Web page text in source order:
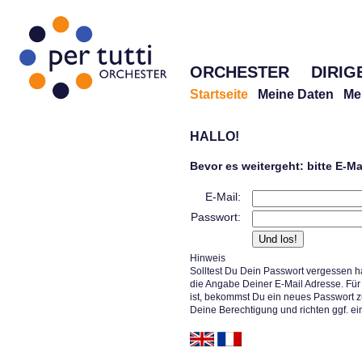
ORCHESTER
Startseite Meine Daten
HALLO!
Bevor es weitergeht: bitte E-
E-Mail:
Passwort:
Hinweis
Solltest Du Dein Passwort vergessen
die Angabe Deiner E-Mail Adresse.
ist, bekommst Du ein neues Passwort
Deine Berechtigung und richten ggf.